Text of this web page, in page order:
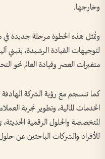
وخارجها.
وتُمثل هذه الخطوة مرحلة جديدة في
لتوجيهات القيادة الرشيدة، بتبني
متغيرات العصر وقيادة العالم نحو
كما تنسجم مع رؤية الشركة الهادفة
الخدمات المالية، وتطوير تجربة
المتخصصة والحلول الرقمية
للأفراد والشركات الباحثين عن